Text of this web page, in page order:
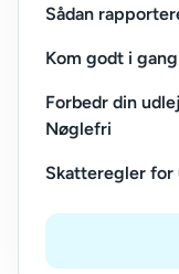
Sådan
Kom godt i
Forbedr din
Nøglefri
Skatteregler for